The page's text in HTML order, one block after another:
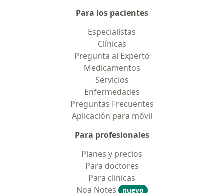
Para los pacientes
Especialistas
Clínicas
Pregunta al Experto
Medicamentos
Servicios
Enfermedades
Preguntas Frecuentes
Aplicación para móvil
Para profesionales
Planes y precios
Para doctores
Para clinicas
Noa Notes
nuevo